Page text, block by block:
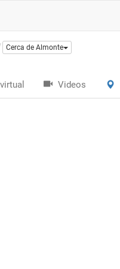
Cerca de Almonte
Videos